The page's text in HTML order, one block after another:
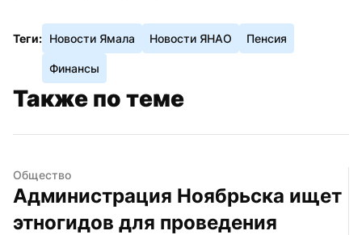
Теги: Новости Ямала Новости ЯНАО Пенсия
Финансы
Также по теме
Общество
Администрация Ноябрьска ищет
этногидов для проведения